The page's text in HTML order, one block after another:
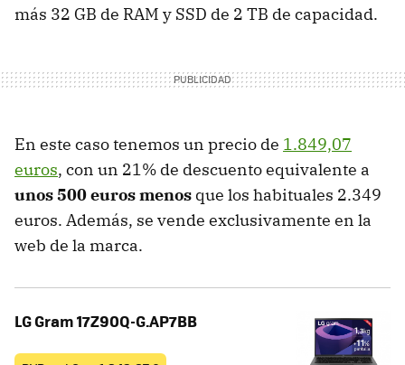
más 32 GB de RAM y SSD de 2 TB de capacidad.
En este caso tenemos un precio de 1.849,07
euros, con un 21% de descuento equivalente a
unos 500 euros menos que los habituales 2.349
euros. Además, se vende exclusivamente en la
web de la marca.
LG Gram 17Z90Q-G.AP7BB